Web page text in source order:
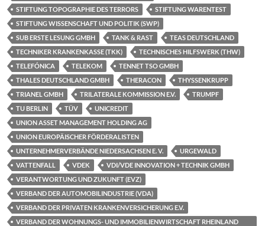
STIFTUNG TOPOGRAPHIE DES TERRORS
STIFTUNG WARENTEST
STIFTUNG WISSENSCHAFT UND POLITIK (SWP)
SUB ERSTE LESUNG GMBH
TANK & RAST
TEAS DEUTSCHLAND
TECHNIKER KRANKENKASSE (TKK)
TECHNISCHES HILFSWERK (THW)
TELEFÓNICA
TELEKOM
TENNET TSO GMBH
THALES DEUTSCHLAND GMBH
THERACON
THYSSENKRUPP
TRIANEL GMBH
TRILATERALE KOMMISSION E.V.
TRUMPF
TU BERLIN
TÜV
UNICREDIT
UNION ASSET MANAGEMENT HOLDING AG
UNION EUROPÄISCHER FÖRDERALISTEN
UNTERNEHMERVERBÄNDE NIEDERSACHSEN E. V.
URGEWALD
VATTENFALL
VDEK
VDI/VDE INNOVATION + TECHNIK GMBH
VERANTWORTUNG UND ZUKUNFT (EVZ)
VERBAND DER AUTOMOBILINDUSTRIE (VDA)
VERBAND DER PRIVATEN KRANKENVERSICHERUNG E.V.
VERBAND DER WOHNUNGS- UND IMMOBILIENWIRTSCHAFT RHEINLAND